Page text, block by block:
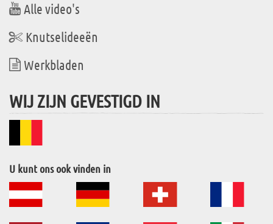
Alle video's
Knutselideeën
Werkbladen
WIJ ZIJN GEVESTIGD IN
U kunt ons ook vinden in